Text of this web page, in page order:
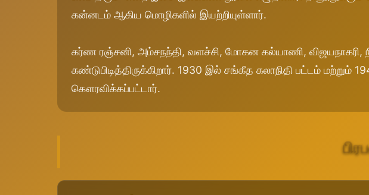
கன்னடம் ஆகிய மொழிகளில் இயற்றியுள்ளார்.
கர்ண ரஞ்சனி, அம்சநந்தி, வளச்சி, மோகன கல்யாணி, விஜயநாகரி,
கண்டுபிடித்திருக்கிறார். 1930 இல் சங்கீத கலாநிதி பட்டம் மற்றும்